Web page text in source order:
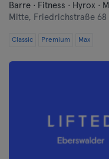
Mitte, Friedrichstraße 68
Classic Premium Max
Magdeburg
Mainz
München